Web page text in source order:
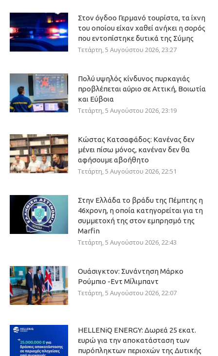
Στον όγδοο Γερμανό τουρίστα, τα ίχνη
του οποίου είχαν χαθεί ανήκει η σορός
που εντοπίστηκε δυτικά της Σύμης
Τετάρτη, 5 Αυγούστου 2026, 23:27
Πολύ υψηλός κίνδυνος πυρκαγιάς
προβλέπεται αύριο σε Αττική, Βοιωτία
και Εύβοια
Τετάρτη, 5 Αυγούστου 2026, 23:19
Κώστας Κατσαφάδος: Κανένας δεν
μένει πίσω μόνος, κανέναν δεν θα
αφήσουμε αβοήθητο
Τετάρτη, 5 Αυγούστου 2026, 22:51
Στην Ελλάδα το βράδυ της Πέμπτης η
46χρονη, η οποία κατηγορείται για τη
συμμετοχή της στον εμπρησμό της
Marfin
Τετάρτη, 5 Αυγούστου 2026, 22:43
Ουάσιγκτον: Συνάντηση Μάρκο
Ρούμπιο -Εντ Μίλιμπαντ
Τετάρτη, 5 Αυγούστου 2026, 22:07
HELLENiQ ENERGY: Δωρεά 25 εκατ.
ευρώ για την αποκατάσταση των
πυρόπληκτων περιοχών της Δυτικής